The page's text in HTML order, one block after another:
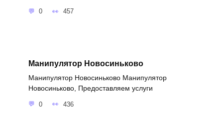
0 457
Манипулятор Новосиньково
Манипулятор Новосиньково Манипулятор
Новосиньково, Предоставляем услуги
0 436